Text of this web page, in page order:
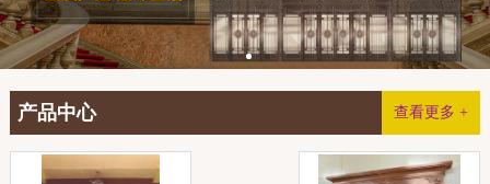
查看更多 +
产品中心